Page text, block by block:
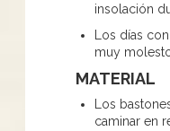
insolación
Los días
muy
MATERIAL
Los
caminar en